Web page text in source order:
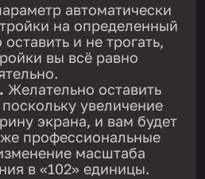
автоматически
на определенный
и не трогать,
вы всё равно
Желательно оставить
увеличение
экрана, и вам будет
профессиональные
масштаба
в «102» единицы.